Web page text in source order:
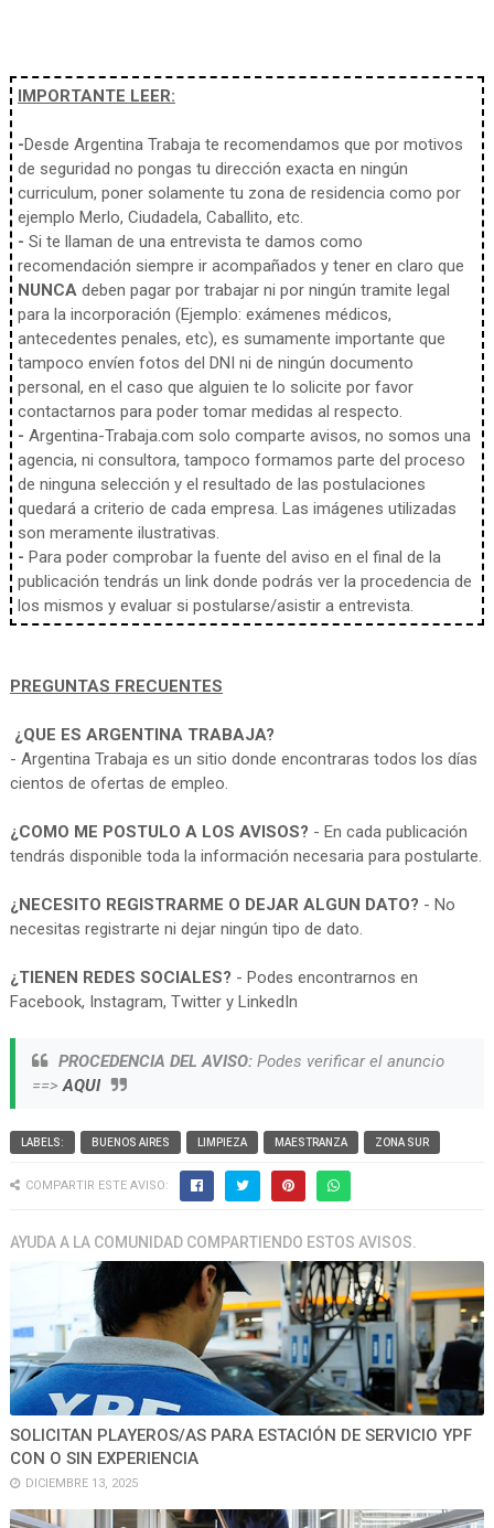
IMPORTANTE LEER:
-Desde Argentina Trabaja te recomendamos que por motivos
de seguridad no pongas tu dirección exacta en ningún
curriculum, poner solamente tu zona de residencia como por
ejemplo Merlo, Ciudadela, Caballito, etc.
- Si te llaman de una entrevista te damos como
recomendación siempre ir acompañados y tener en claro que
NUNCAdeben pagar por trabajar ni por ningún tramite legal
para la incorporación (Ejemplo: exámenes médicos,
antecedentes penales, etc), es sumamente importante que
tampoco envíen fotos del DNI ni de ningún documento
personal, en el caso que alguien te lo solicite por favor
contactarnos para poder tomar medidas al respecto.
- Argentina-Trabaja.com solo comparte avisos, no somos una
agencia, ni consultora, tampoco formamos parte del proceso
de ninguna selección y el resultado de las postulaciones
quedará a criterio de cada empresa. Las imágenes utilizadas
son meramente ilustrativas.
- Para poder comprobar la fuente del aviso en el final de la
publicación tendrás un link donde podrás ver la procedencia de
los mismos y evaluar si postularse/asistir a entrevista.
PREGUNTAS FRECUENTES
¿QUE ES ARGENTINA TRABAJA?
- Argentina Trabaja es un sitio donde encontraras todos los días
cientos de ofertas de empleo.
¿COMO ME POSTULO A LOS AVISOS? - En cada publicación
tendrás disponible toda la información necesaria para postularte.
¿NECESITO REGISTRARME O DEJAR ALGUN DATO? - No
necesitas registrarte ni dejar ningún tipo de dato.
¿TIENEN REDES SOCIALES? - Podes encontrarnos en
Facebook, Instagram, Twitter y LinkedIn
PROCEDENCIA DEL AVISO:Podes verificar el anuncio
==>AQUI
LABELS: BUENOS AIRES LIMPIEZA MAESTRANZA ZONA SUR
COMPARTIR ESTE AVISO:
AYUDA A LA COMUNIDAD COMPARTIENDO ESTOS AVISOS.
SOLICITAN PLAYEROS/AS PARA ESTACIÓN DE SERVICIO YPF
CON O SIN EXPERIENCIA
DICIEMBRE 13, 2025